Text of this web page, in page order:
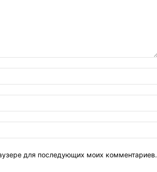
для последующих моих комментариев.